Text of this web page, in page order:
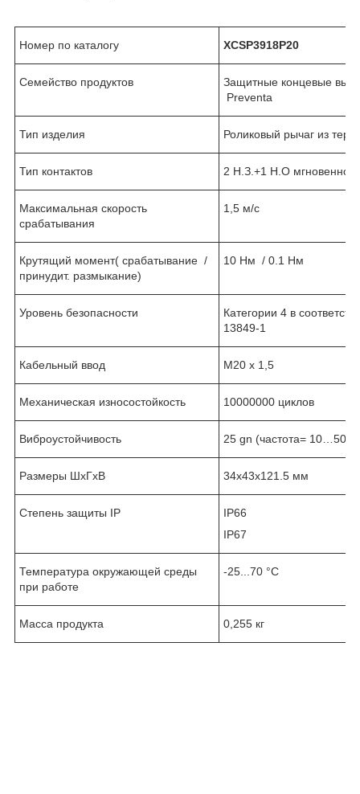
Номер по каталогу XCSP3918P20
Семейство продуктов
Защитные концевые
Preventa
Тип изделия Роликовый рычаг из
Тип контактов 2 Н.З.+1 Н.О
Максимальная скорость
срабатывания
1,5 м/с
Крутящий момент( срабатывание /
принудит. размыкание)
10 Нм / 0.1 Нм
Уровень безопасности
Категории 4 в
13849-1
Кабельный ввод М20 х 1,5
Механическая износостойкость 10000000 циклов
Виброустойчивость 25 gn (частота= 10…500
Размеры ШхГхВ 34x43x121.5 мм
Степень защиты IP
IP66
IP67
Температура окружающей среды
при работе
-25...70 °C
Масса продукта 0,255 кг